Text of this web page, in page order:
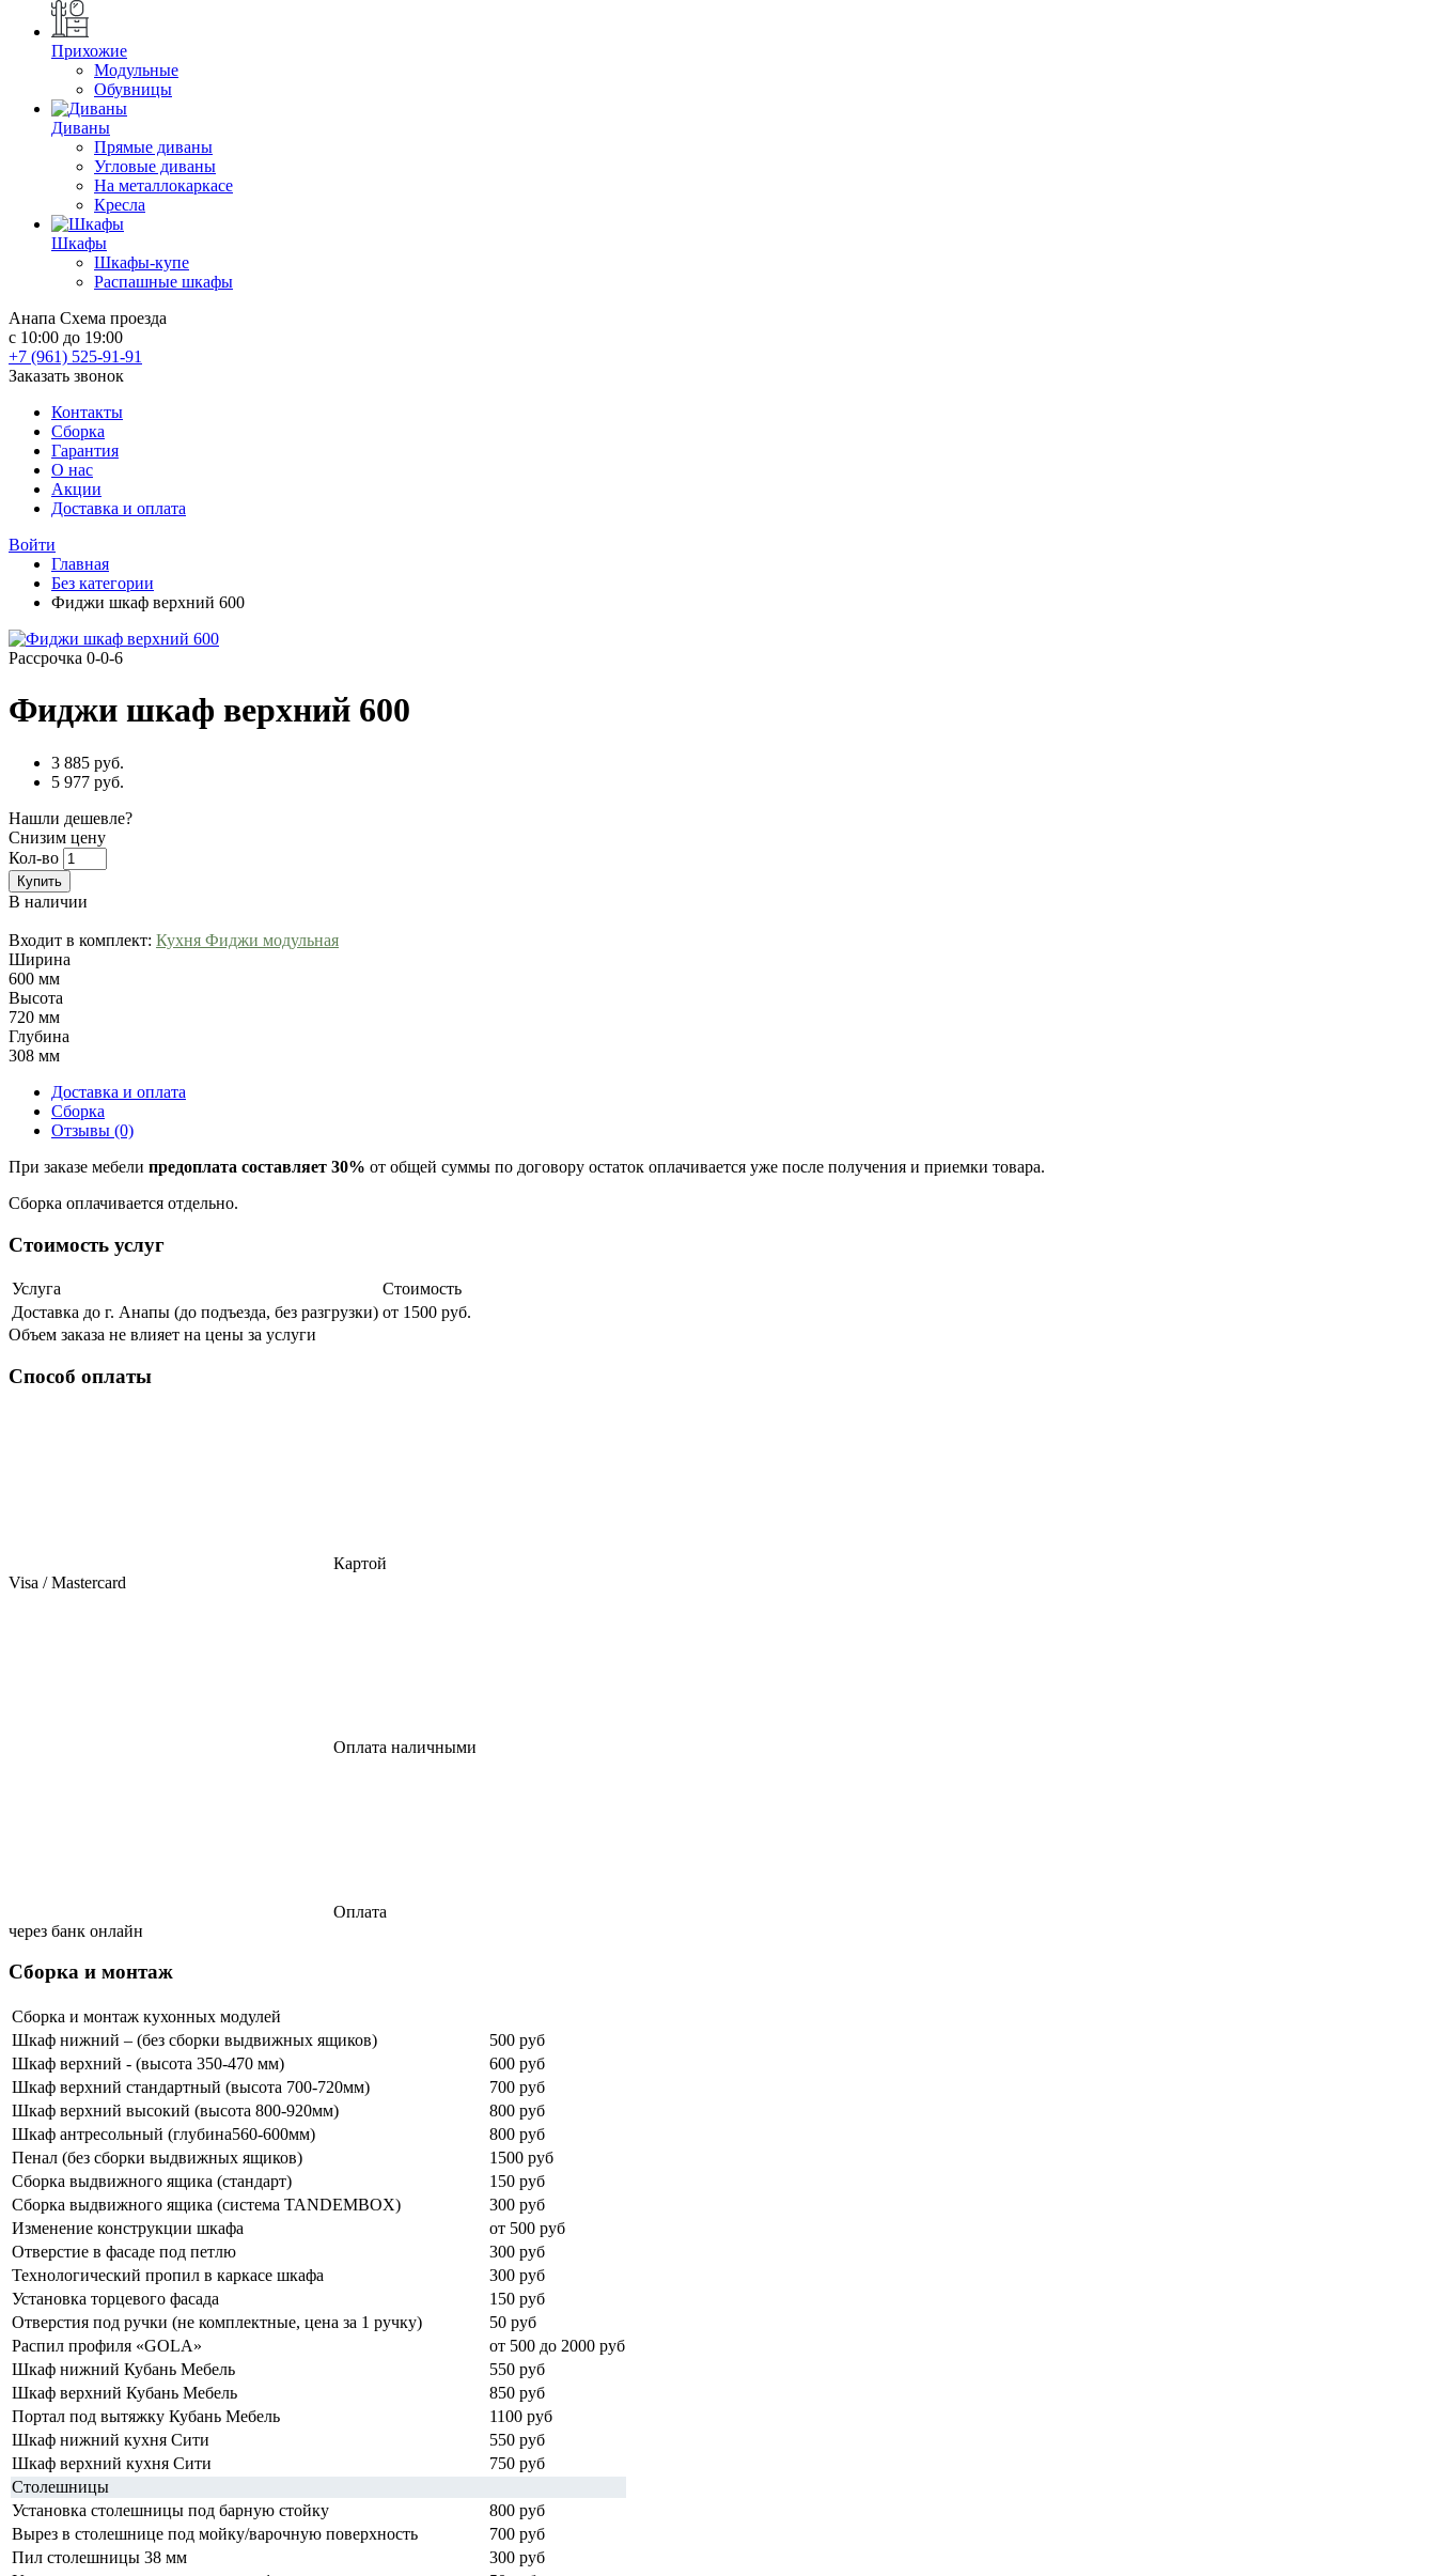
Прихожие
Модульные
Обувницы
Диваны
Прямые диваны
Угловые диваны
На металлокаркасе
Кресла
Шкафы
Шкафы-купе
Распашные шкафы
Анапа Схема проезда
с 10:00 до 19:00
+7 (961) 525-91-91
Заказать звонок
Контакты
Сборка
Гарантия
О нас
Акции
Доставка и оплата
Войти
Главная
Без категории
Фиджи шкаф верхний 600
Рассрочка 0-0-6
Фиджи шкаф верхний 600
3 885 руб.
5 977 руб.
Нашли дешевле?
Снизим цену
Кол-во
Купить
В наличии
Входит в комплект: Кухня Фиджи модульная
Ширина
600 мм
Высота
720 мм
Глубина
308 мм
Доставка и оплата
Сборка
Отзывы (0)
При заказе мебели предоплата составляет 30% от общей суммы по договору остаток оплачивается уже после получения и приемки товара.
Сборка оплачивается отдельно.
Стоимость услуг
Услуга
Стоимость
Доставка до г. Анапы (до подъезда, без разгрузки) от 1500 руб.
Объем заказа не влияет на цены за услуги
Способ оплаты
Картой
Visa / Mastercard
Оплата наличными
Оплата
через банк онлайн
Сборка и монтаж
Сборка и монтаж кухонных модулей
Шкаф нижний – (без сборки выдвижных ящиков)
500 руб
Шкаф верхний - (высота 350-470 мм)
600 руб
Шкаф верхний стандартный (высота 700-720мм)
700 руб
Шкаф верхний высокий (высота 800-920мм)
800 руб
Шкаф антресольный (глубина560-600мм)
800 руб
Пенал (без сборки выдвижных ящиков)
1500 руб
Сборка выдвижного ящика (стандарт)
150 руб
Сборка выдвижного ящика (система TANDEMBOX)
300 руб
Изменение конструкции шкафа
от 500 руб
Отверстие в фасаде под петлю
300 руб
Технологический пропил в каркасе шкафа
300 руб
Установка торцевого фасада
150 руб
Отверстия под ручки (не комплектные, цена за 1 ручку)
50 руб
Распил профиля «GOLA»
от 500 до 2000 руб
Шкаф нижний Кубань Мебель
550 руб
Шкаф верхний Кубань Мебель
850 руб
Портал под вытяжку Кубань Мебель
1100 руб
Шкаф нижний кухня Сити
550 руб
Шкаф верхний кухня Сити
750 руб
Столешницы
Установка столешницы под барную стойку
800 руб
Вырез в столешнице под мойку/варочную поверхность
700 руб
Пил столешницы 38 мм
300 руб